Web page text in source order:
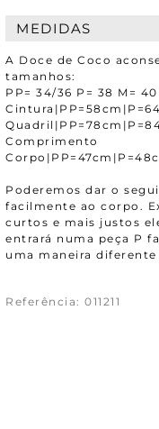
MEDIDAS
A Doce de Coco
tamanhos:
PP= 34/36 P= 38 M= 40
Comprimento
Poderemos dar o
facilmente ao corpo.
curtos e mais justos
entrará numa peça P
uma maneira
Referência: 011211